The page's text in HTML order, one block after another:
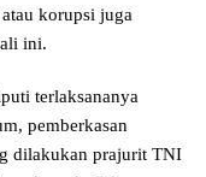
korupsi juga
ini.
terlaksananya
pemberkasan
dilakukan prajurit TNI